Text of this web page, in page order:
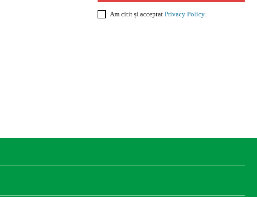
Am citit și acceptat Privacy Policy.